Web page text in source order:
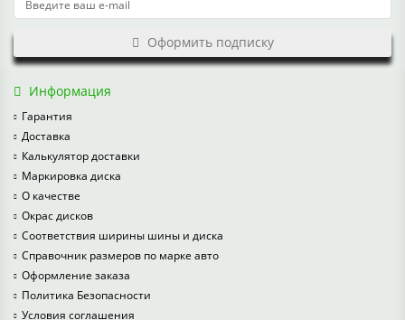
Оформить подписку
Информация
Гарантия
Доставка
Калькулятор доставки
Маркировка диска
О качестве
Окрас дисков
Соответствия ширины шины и диска
Справочник размеров по марке авто
Оформление заказа
Политика Безопасности
Условия соглашения